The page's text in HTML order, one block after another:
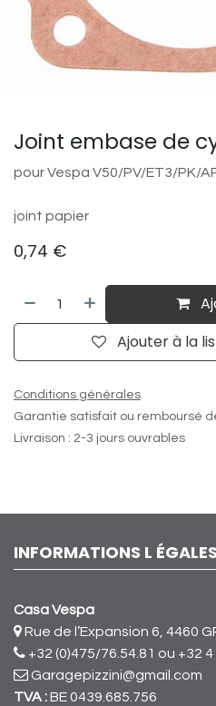
Joint embase de
pour Vespa V50/​PV/​ET3/​PK/​
joint papier
0,74 €
Ajouter à la
Conditions générales
Garantie satisfait ou remboursé
Livraison : 2-3 jours ouvrables
INFORMATIONS L ÉGALES
Casa Vespa
Rue de l’Expansion 6, 4460
+32 (0)475/76.54.81 ou +32
Garagepizzini@gmail.com
TVA :BE 0439.685.756